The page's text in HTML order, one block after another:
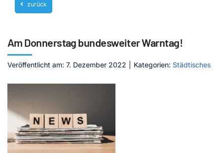
Unternehmen
Mediathek
zurück
Am Donnerstag bundesweiter Warntag!
Veröffentlicht am: 7. Dezember 2022 Kategorien: Städtisches